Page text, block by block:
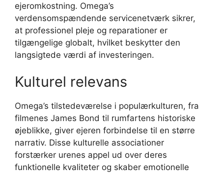
ejeromkostning. Omega’s
verdensomspændende servicenetværk sikrer,
at professionel pleje og reparationer er
tilgængelige globalt, hvilket beskytter den
langsigtede værdi af investeringen.
Kulturel relevans
Omega’s tilstedeværelse i populærkulturen, fra
filmenes James Bond til rumfartens historiske
øjeblikke, giver ejeren forbindelse til en større
narrativ. Disse kulturelle associationer
forstærker urenes appel ud over deres
funktionelle kvaliteter og skaber emotionelle